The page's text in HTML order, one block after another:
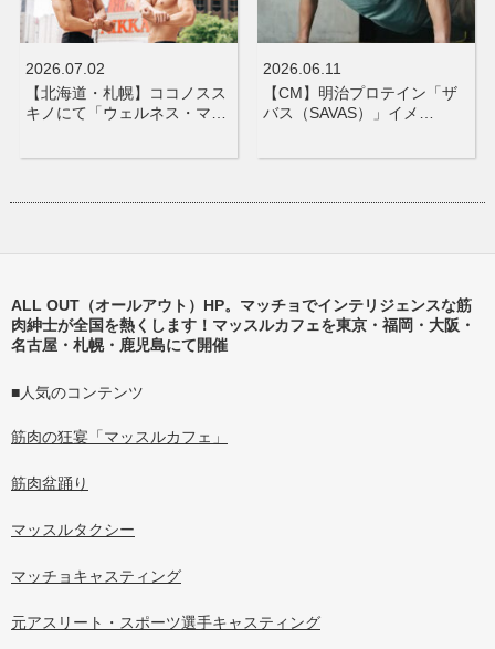
2026.07.02
【北海道・札幌】ココノスス
キノにて「ウェルネス・マ…
2026.06.11
【CM】明治プロテイン「ザ
バス（SAVAS）」イメ…
ALL OUT（オールアウト）HP。マッチョでインテリジェンスな筋
肉紳士が全国を熱くします！マッスルカフェを東京・福岡・大阪・
名古屋・札幌・鹿児島にて開催
■人気のコンテンツ
筋肉の狂宴「マッスルカフェ」
筋肉盆踊り
マッスルタクシー
マッチョキャスティング
元アスリート・スポーツ選手キャスティング